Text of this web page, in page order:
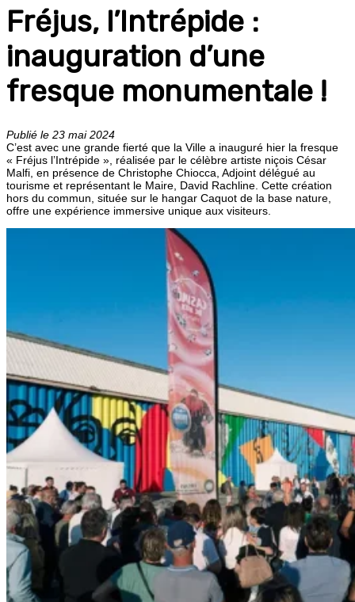
Fréjus, l’Intrépide :
inauguration d’une
fresque monumentale !
Publié le 23 mai 2024
C’est avec une grande fierté que la Ville a inauguré hier la fresque
« Fréjus l’Intrépide », réalisée par le célèbre artiste niçois César
Malfi, en présence de Christophe Chiocca, Adjoint délégué au
tourisme et représentant le Maire, David Rachline. Cette création
hors du commun, située sur le hangar Caquot de la base nature,
offre une expérience immersive unique aux visiteurs.